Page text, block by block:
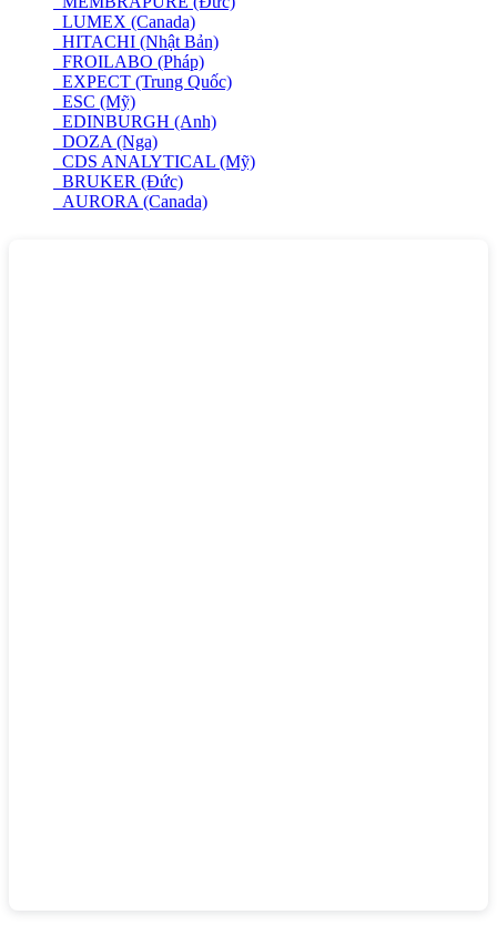
LUMEX (Canada)
HITACHI (Nhật Bản)
FROILABO (Pháp)
EXPECT (Trung Quốc)
ESC (Mỹ)
EDINBURGH (Anh)
DOZA (Nga)
CDS ANALYTICAL (Mỹ)
BRUKER (Đức)
AURORA (Canada)